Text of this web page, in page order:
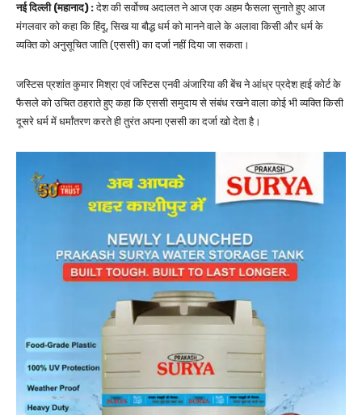
नई दिल्ली (महानाद) :देश की सर्वोच्च अदालत ने आज एक अहम फैसला सुनाते हुए आज
मंगलवार को कहा कि हिंदू, सिख या बौद्ध धर्म को मानने वाले के अलावा किसी और धर्म के
व्यक्ति को अनुसूचित जाति (एससी) का दर्जा नहीं दिया जा सकता।
जस्टिस प्रशांत कुमार मिश्रा एवं जस्टिस एनवी अंजारिया की बेंच ने आंध्र प्रदेश हाई कोर्ट के
फैसले को उचित ठहराते हुए कहा कि एससी समुदाय से संबंध रखने वाला कोई भी व्यक्ति किसी
दूसरे धर्म में धर्मांतरण करते ही तुरंत अपना एससी का दर्जा खो देता है।